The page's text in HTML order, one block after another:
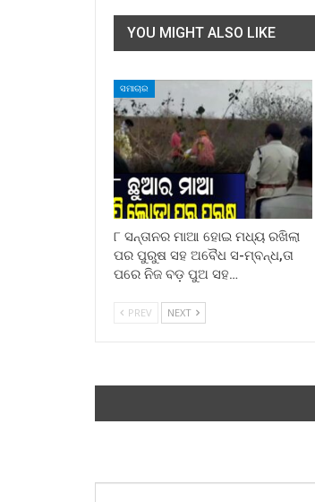
YOU MIGHT ALSO LIKE
ସମାଚାର
୮ ସନ୍ତାନର ମାଆ ହୋଇ ମଧ୍ୟ ରଖିଲା
ପର ପୁରୁଷ ସହ ଅବୈଧ ସ-ମ୍ବନ୍ଧ,ତା
ପରେ ନିଜ ବଡ଼ ପୁଅ ସହ…
PREV NEXT